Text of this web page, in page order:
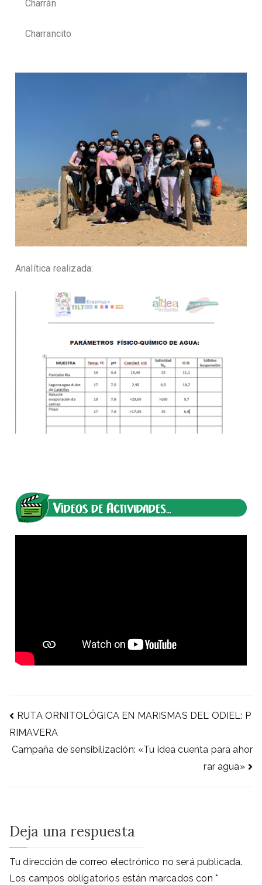
Charrán
Charrancito
Analítica realizada:
RUTA ORNITOLÓGICA EN MARISMAS DEL ODIEL: P
RIMAVERA
Campaña de sensibilización: «Tu idea cuenta para ahor
rar agua»
Deja una respuesta
Tu dirección de correo electrónico no será publicada.
Los campos obligatorios están marcados con *